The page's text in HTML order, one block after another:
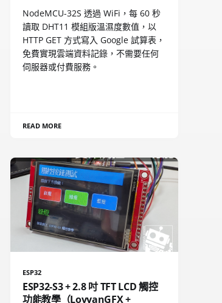
NodeMCU-32S 透過 WiFi，每 60 秒
讀取 DHT11 模組版溫濕度數值，以
HTTP GET 方式寫入 Google 試算表，
免費實現雲端資料記錄，不需要任何
伺服器或付費服務。
READ MORE
ESP32
ESP32-S3 + 2.8 吋 TFT LCD 觸控
功能教學（LovyanGFX +